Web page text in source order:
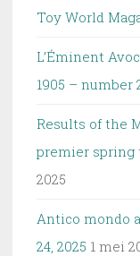
Toy World
L’Éminent
1905 – number
Results of the
premier spring
2025
Antico mondo
24, 2025 1 mei